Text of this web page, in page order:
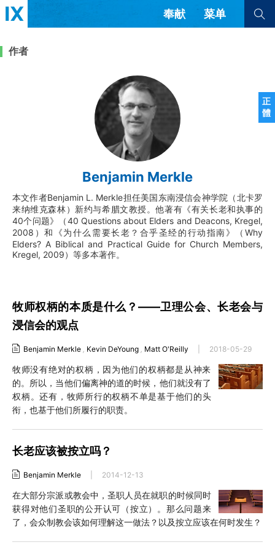
正
體
奉献 菜单
书评 访谈
解经式讲道与神学
福音传讲与宣教 成员制与教会纪律
团契生活与祷告
查看全部
查看全部
隐私条款
正體中文
西班牙语
葡萄牙语
俄语
乌兹别克语
达里语
波斯语
法语
罗马尼亚语
波兰语
越南语
意大利语
德语
韩语
土耳其语
作者
Benjamin Merkle
本文作者Benjamin L. Merkle担任美国东南浸信会神学院（北卡罗
来纳维克森林）新约与希腊文教授。他著有《有关长老和执事的
40个问题》（40 Questions about Elders and Deacons, Kregel,
2008）和《为什么需要长老？合乎圣经的行动指南》（Why
Elders? A Biblical and Practical Guide for Church Members,
Kregel, 2009）等多本著作。
牧师权柄的本质是什么？——卫理公会、长老会与
浸信会的观点
Benjamin Merkle , Kevin DeYoung , Matt O'Reilly 2018-05-29
牧师没有绝对的权柄，因为他们的权柄都是从神来
的。所以，当他们偏离神的道的时候，他们就没有了
权柄。还有，牧师所行的权柄不单是基于他们的头
衔，也基于他们所履行的职责。
长老应该被按立吗？
Benjamin Merkle 2014-12-13
在大部分宗派或教会中，圣职人员在就职的时候同时
获得对他们圣职的公开认可（按立）。那么问题来
了，会众制教会该如何理解这一做法？以及按立应该在何时发生？